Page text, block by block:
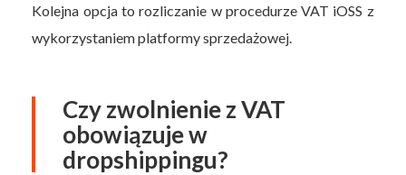
Kolejna opcja to rozliczanie w procedurze VAT iOSS z
wykorzystaniem platformy sprzedażowej.
Czy zwolnienie z VAT
obowiązuje w
dropshippingu?